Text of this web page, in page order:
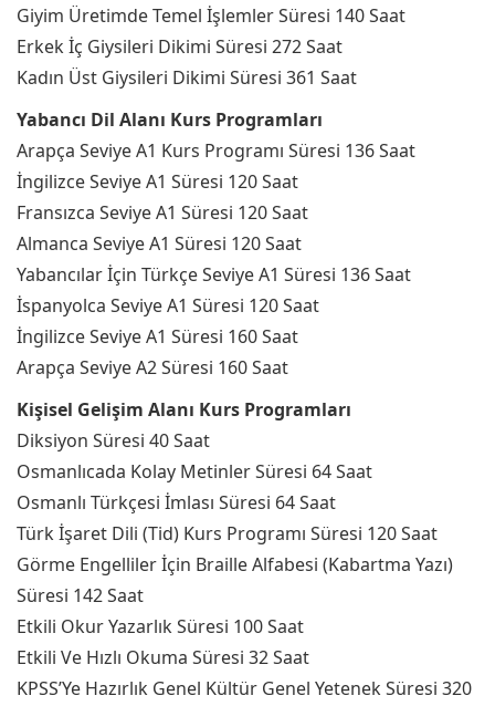
Giyim Üretimde Temel İşlemler Süresi 140 Saat
Erkek İç Giysileri Dikimi Süresi 272 Saat
Kadın Üst Giysileri Dikimi Süresi 361 Saat
Yabancı Dil Alanı Kurs Programları
Arapça Seviye A1 Kurs Programı Süresi 136 Saat
İngilizce Seviye A1 Süresi 120 Saat
Fransızca Seviye A1 Süresi 120 Saat
Almanca Seviye A1 Süresi 120 Saat
Yabancılar İçin Türkçe Seviye A1 Süresi 136 Saat
İspanyolca Seviye A1 Süresi 120 Saat
İngilizce Seviye A1 Süresi 160 Saat
Arapça Seviye A2 Süresi 160 Saat
Kişisel Gelişim Alanı Kurs Programları
Diksiyon Süresi 40 Saat
Osmanlıcada Kolay Metinler Süresi 64 Saat
Osmanlı Türkçesi İmlası Süresi 64 Saat
Türk İşaret Dili (Tid) Kurs Programı Süresi 120 Saat
Görme Engelliler İçin Braille Alfabesi (Kabartma Yazı)
Süresi 142 Saat
Etkili Okur Yazarlık Süresi 100 Saat
Etkili Ve Hızlı Okuma Süresi 32 Saat
KPSS’Ye Hazırlık Genel Kültür Genel Yetenek Süresi 320